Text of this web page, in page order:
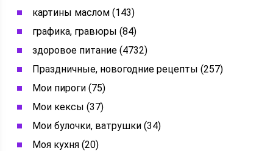
картины маслом (143)
графика, гравюры (84)
здоровое питание (4732)
Праздничные, новогодние рецепты (257)
Мои пироги (75)
Мои кексы (37)
Мои булочки, ватрушки (34)
Моя кухня (20)